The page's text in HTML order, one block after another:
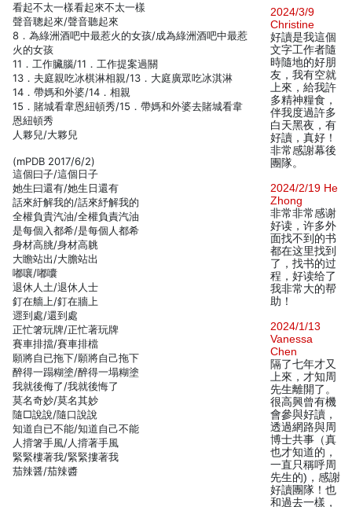
看起不太一樣看起來不太一樣
聲音聰起來/聲音聽起來
8．為綠洲酒吧中最惹火的女孩/成為綠洲酒吧中最惹
火的女孩
11．工作臟腦/11．工作提案過關
13．夫庭親吃冰棋淋相親/13．大庭廣眾吃冰淇淋
14．帶媽和外婆/14．相親
15．賭城看韋恩紐頓秀/15．帶媽和外婆去賭城看韋
恩紐頓秀
人夥兒/大夥兒
(mPDB 2017/6/2)
這個曰子/這個日子
她生曰還有/她生日還有
話來紆解我的/話來紓解我的
全權負貴汽油/全權負責汽油
是每個入都希/是每個人都希
身材高朓/身材高䠷
大瞻站出/大膽站出
嘟嚷/嘟囔
退休人土/退休人士
釘在艢上/釘在牆上
遝到處/還到處
正忙箸玩牌/正忙著玩牌
賽車排擋/賽車排檔
願將自已拖下/願將自己拖下
醉得一蹋糊塗/醉得一塌糊塗
我就後侮了/我就後悔了
莫名奇妙/莫名其妙
隨□說說/隨口說說
知道自已不能/知道自己不能
人揹箸手風/人揹著手風
緊緊樓著我/緊緊摟著我
茄辣醤/茄辣醬
2024/3/9
Christine
好讀是我這個
文字工作者隨
時隨地的好朋
友，我有空就
上來，給我許
多精神糧食，
伴我度過許多
白天黑夜，有
好讀，真好！
非常感謝幕後
團隊。
2024/2/19 He
Zhong
非常非常感谢
好读，许多外
面找不到的书
都在这里找到
了，找书的过
程，好读给了
我非常大的帮
助！
2024/1/13
Vanessa
Chen
隔了七年才又
上來，才知周
先生離開了。
很高興曾有機
會參與好讀，
透過網路與周
博士共事（真
也才知道的，
一直只稱呼周
先生的)，感謝
好讀團隊！也
和過去一樣，